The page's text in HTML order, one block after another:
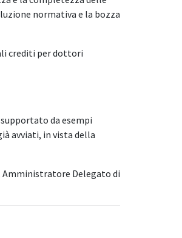
normativa e la bozza
crediti per dottori
da esempi
avviati, in vista della
Amministratore Delegato di